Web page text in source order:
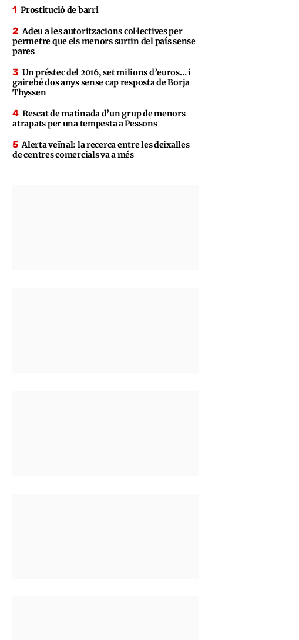
Prostitució de barri
Adeu a les autoritzacions col·lectives per
permetre que els menors surtin del país sense
pares
Un préstec del 2016, set milions d’euros… i
gairebé dos anys sense cap resposta de Borja
Thyssen
Rescat de matinada d’un grup de menors
atrapats per una tempesta a Pessons
Alerta veïnal: la recerca entre les deixalles
de centres comercials va a més